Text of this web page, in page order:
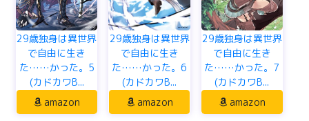
29歳独身は異世界
で自由に生き
た……かった。5
(カドカワB...
amazon
29歳独身は異世界
で自由に生き
た……かった。6
(カドカワB...
amazon
29歳独身は異世界
で自由に生き
た……かった。7
(カドカワB...
amazon